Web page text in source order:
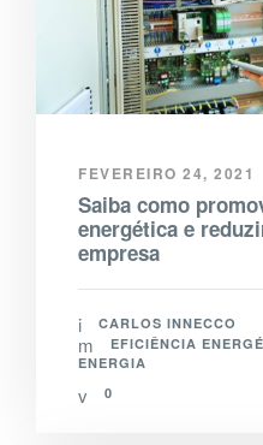
FEVEREIRO 24, 2021
Saiba como
energética e
empresa
CARLOS INNECCO
EFICIÊNCIA
ENERGIA
0